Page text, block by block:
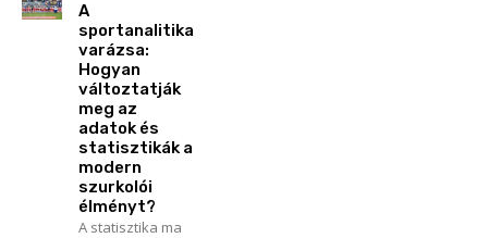
A
sportanalitika
varázsa:
Hogyan
változtatják
meg az
adatok és
statisztikák a
modern
szurkolói
élményt?
A statisztika ma